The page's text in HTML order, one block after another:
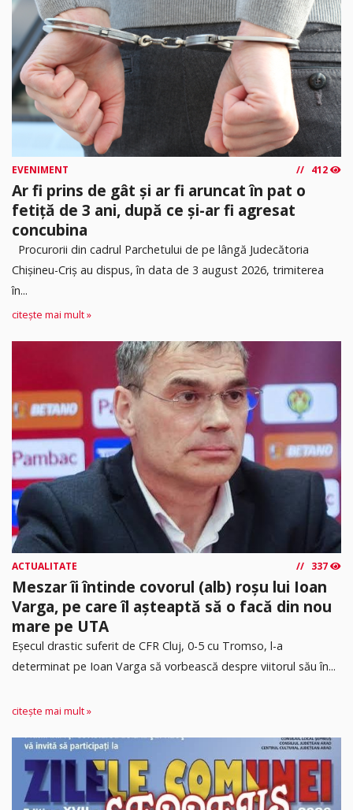
EVENIMENT 412
Ar fi prins de gât și ar fi aruncat în pat o
fetiță de 3 ani, după ce și-ar fi agresat
concubina
Procurorii din cadrul Parchetului de pe lângă Judecătoria
Chișineu-Criș au dispus, în data de 3 august 2026, trimiterea
în...
citește mai mult »
ACTUALITATE 337
Meszar îi întinde covorul (alb) roșu lui Ioan
Varga, pe care îl așteaptă să o facă din nou
mare pe UTA
Eșecul drastic suferit de CFR Cluj, 0-5 cu Tromso, l-a
determinat pe Ioan Varga să vorbească despre viitorul său în...
citește mai mult »